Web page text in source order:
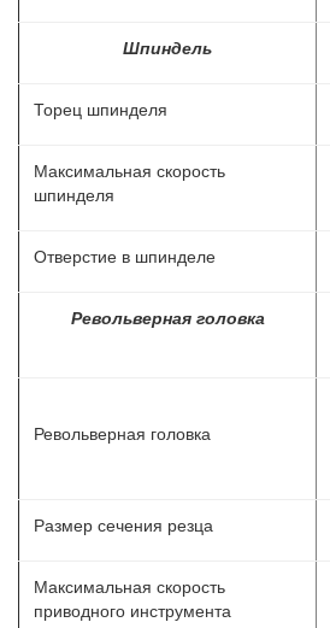
Шпиндель
Торец шпинделя
Максимальная скорость
шпинделя
Отверстие в шпинделе
Револьверная головка
Револьверная головка
Размер сечения резца
Максимальная скорость
приводного инструмента